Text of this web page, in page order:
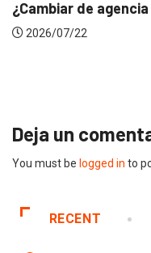
Deja un
You must be logged in to
RECENT